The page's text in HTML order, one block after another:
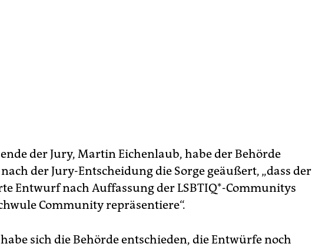
der Jury, Martin Eichenlaub, habe der Behörde
der Jury-Entscheidung die Sorge geäußert, „dass der
Entwurf nach Auffassung der LSBTIQ*-Communitys
Community repräsentiere“.
sich die Behörde entschieden, die Entwürfe noch